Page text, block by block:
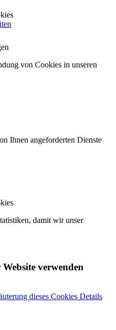
von Cookies in unseren
Ihnen angeforderten Dienste
damit wir unser
verwenden
dieses Cookies Details